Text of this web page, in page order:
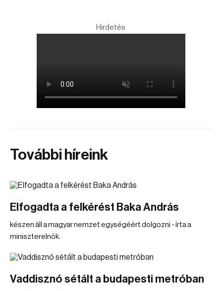
Hirdetés
További híreink
Elfogadta a felkérést Baka András
készen áll a magyar nemzet egységéért dolgozni - írta a
miniszterelnök.
Vaddisznó sétált a budapesti metróban